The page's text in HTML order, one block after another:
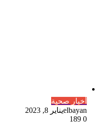
أخبار صحية
elbayanيناير 8, 2023
0